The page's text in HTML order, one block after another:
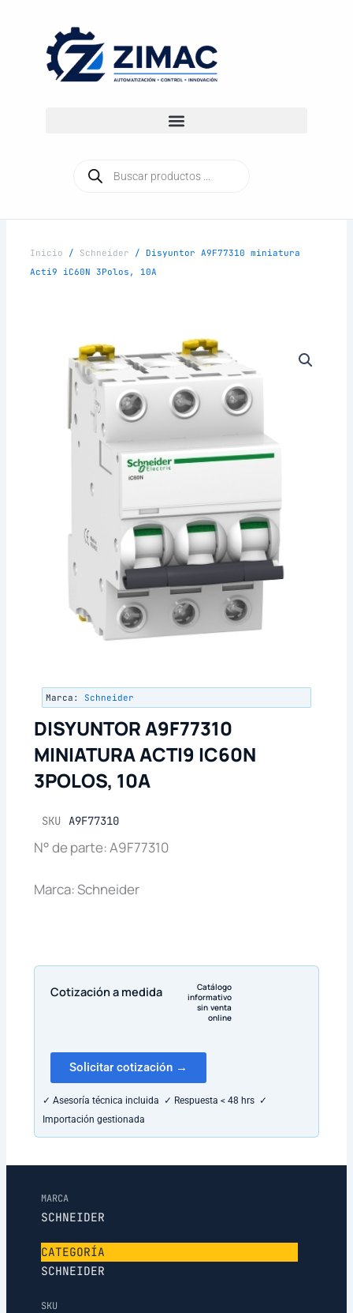
contenido
productos
Inicio / Schneider / Disyuntor A9F77310 miniatura
Acti9 iC60N 3Polos, 10A
Marca: Schneider
DISYUNTOR A9F77310
MINIATURA ACTI9 IC60N
3POLOS, 10A
SKU A9F77310
N° de parte: A9F77310
Marca: Schneider
Cotización a medida
Catálogo
informativo
sin venta
online
Solicitar cotización →
✓ Asesoría técnica incluida ✓ Respuesta < 48 hrs ✓
Importación gestionada
MARCA
SCHNEIDER
CATEGORÍA
SCHNEIDER
SKU